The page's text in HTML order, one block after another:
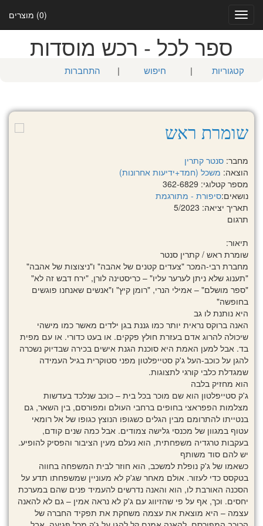
(0) מוצרים
Toggle
navigation
ספר לכל - רכש מוסדות
קטגוריות | חיפוש | התחברות
שומרת ראש
מחבר: סנטר קתרין
הוצאה: משכל (חמד+ידיעות אחרונות)
מספר קטלוגי: 362-6829
נושאים:סיפורת - מתורגמת
תאריך יציאה: 5/2023
תרגום
תיאור:
שומרת ראש / קתרין סנטר
מחברת רבי-המכר "צעדים קטנים של אהבה" ו"ניצוצות של אהבה"
"תענוג שלא ניתן לערער עליו" – כריסטינה לורן, "ירח דבש זה לא"
"ספר מושלם" – אמילי הנרי, "רומן קיץ" ו"אנשים שאנחנו פוגשים
בחופשה"
היא נותנת לו גב
האנה ברוקס נראית יותר כמו גננת בגן ילדים מאשר כמו מישהי
שיכולה להרוג אדם בעזרת חולץ פקקים. או בעט כדורי. או עם מפית
בד. אבל למען האמת היא סוכנת הגנת אישים בכירה שבדיוק נשכרה
להגן על כוכב-העל ג'ק סטייפלטון מפני סטוקרית בגיל העמידה
שמגדלת כלבי קורגי לתצוגות.
הוא מחזיק בלבה
ג'ק סטייפלטון הוא שם מוכר בכל בית – כוכב שנלכד בעדשות
מצלמות הפפראצי בחופים ברחבי העולם ומפורסם, בין השאר, גם
בנטייתו להתרומם מבין הגלים כשגופו הנוצץ כגופו של אל רומאי
עטוף במגוון של מכנסי גלישה צמודים. אבל כמה שנים קודם,
בעקבות טרגדיה משפחתית, הוא נעלם מעין הציבור והפסיק להופיע.
יש להם סוד משותף
כשאמו של ג'ק נופלת למשכב, הוא חוזר לבית המשפחה בחווה
בטקסס כדי לעזור. אולם מאחר שג'ק לא מעוניין שמשפחתו תדע על
הסכנה האורבת לו, הוא והאנה נדרשים להעמיד פנים שהם במערכת
יחסים. וכך, אף על פי שהזיווג עם ג'ק לא נראה אמין – גם לא להאנה
עצמה – היא מוצאת את עצמה משחקת את תפקיד החברה של